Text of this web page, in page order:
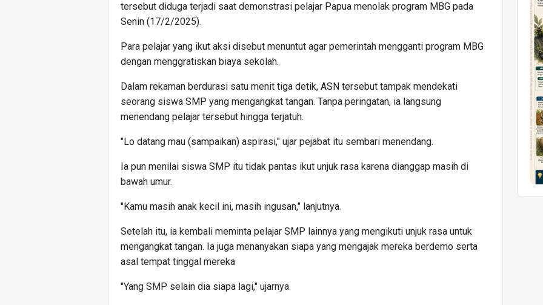
tersebut diduga terjadi saat demonstrasi pelajar Papua menolak program MBG pada
Senin (17/2/2025).
Para pelajar yang ikut aksi disebut menuntut agar pemerintah mengganti program MBG
dengan menggratiskan biaya sekolah.
Dalam rekaman berdurasi satu menit tiga detik, ASN tersebut tampak mendekati
seorang siswa SMP yang mengangkat tangan. Tanpa peringatan, ia langsung
menendang pelajar tersebut hingga terjatuh.
"Lo datang mau (sampaikan) aspirasi," ujar pejabat itu sembari menendang.
Ia pun menilai siswa SMP itu tidak pantas ikut unjuk rasa karena dianggap masih di
bawah umur.
"Kamu masih anak kecil ini, masih ingusan," lanjutnya.
Setelah itu, ia kembali meminta pelajar SMP lainnya yang mengikuti unjuk rasa untuk
mengangkat tangan. Ia juga menanyakan siapa yang mengajak mereka berdemo serta
asal tempat tinggal mereka
"Yang SMP selain dia siapa lagi," ujarnya.